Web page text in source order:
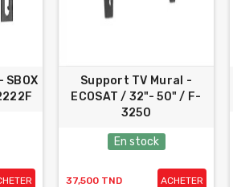
SBOX
Support TV Mural -
ECOSAT / 32"- 50" / F-
3250
En stock
37,500 TND ACHETER